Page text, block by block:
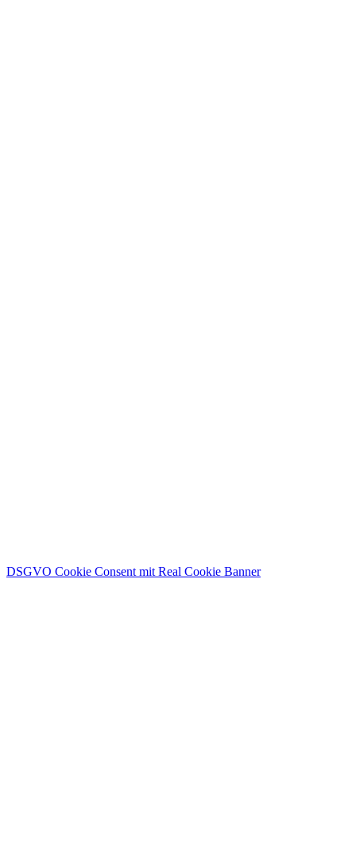
DSGVO Cookie Consent mit Real Cookie Banner